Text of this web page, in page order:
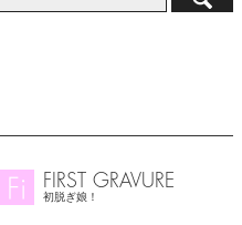
FIRST GRAVURE
初脱ぎ娘！